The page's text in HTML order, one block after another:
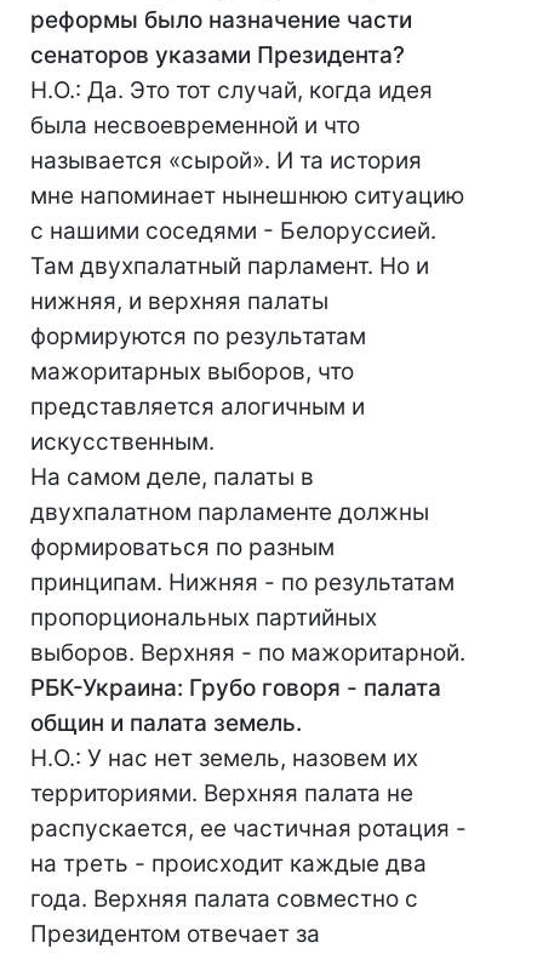
реформы было назначение части
сенаторов указами Президента?
Н.О.: Да. Это тот случай, когда идея
была несвоевременной и что
называется «сырой». И та история
мне напоминает нынешнюю ситуацию
с нашими соседями - Белоруссией.
Там двухпалатный парламент. Но и
нижняя, и верхняя палаты
формируются по результатам
мажоритарных выборов, что
представляется алогичным и
искусственным.
На самом деле, палаты в
двухпалатном парламенте должны
формироваться по разным
принципам. Нижняя - по результатам
пропорциональных партийных
выборов. Верхняя - по мажоритарной.
РБК-Украина: Грубо говоря - палата
общин и палата земель.
Н.О.: У нас нет земель, назовем их
территориями. Верхняя палата не
распускается, ее частичная ротация -
на треть - происходит каждые два
года. Верхняя палата совместно с
Президентом отвечает за